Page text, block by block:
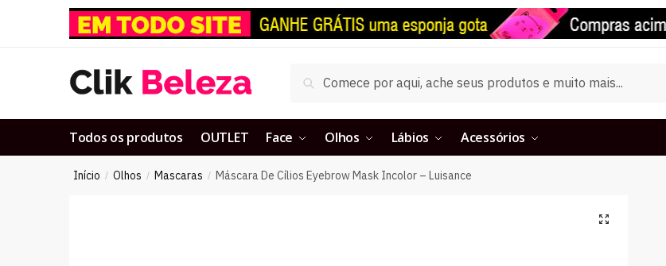
Pesquisar
Todos os produtos OUTLET Face Olhos Lábios Acessórios
Início / Olhos / Mascaras / Máscara De Cílios Eyebrow Mask Incolor – Luisance